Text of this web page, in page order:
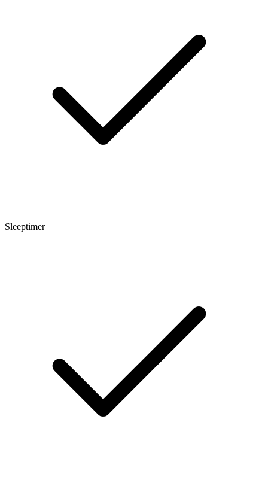
Sleeptimer